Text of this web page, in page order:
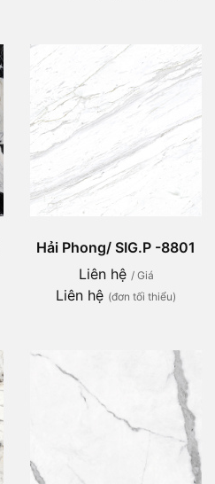
Hải Phong/ SIG.P -8801
Liên hệ / Giá
Liên hệ (đơn tối thiểu)